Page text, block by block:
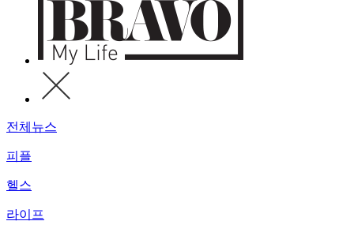
전체뉴스
피플
헬스
라이프